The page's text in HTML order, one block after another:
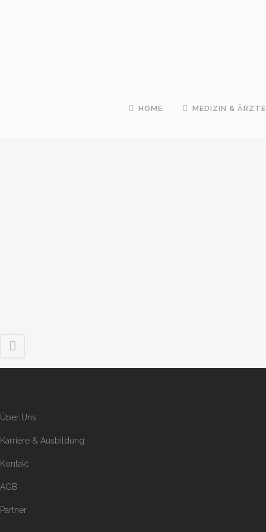
HOME MEDIZIN & ÄRZTE
Über Uns
Karriere & Ausbildung
Kontakt
AGB
Partner